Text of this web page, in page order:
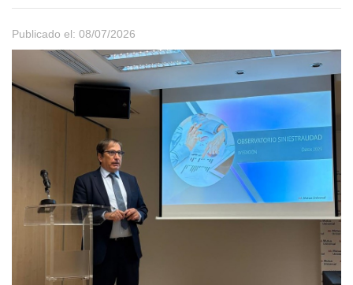
Publicado el: 08/07/2026